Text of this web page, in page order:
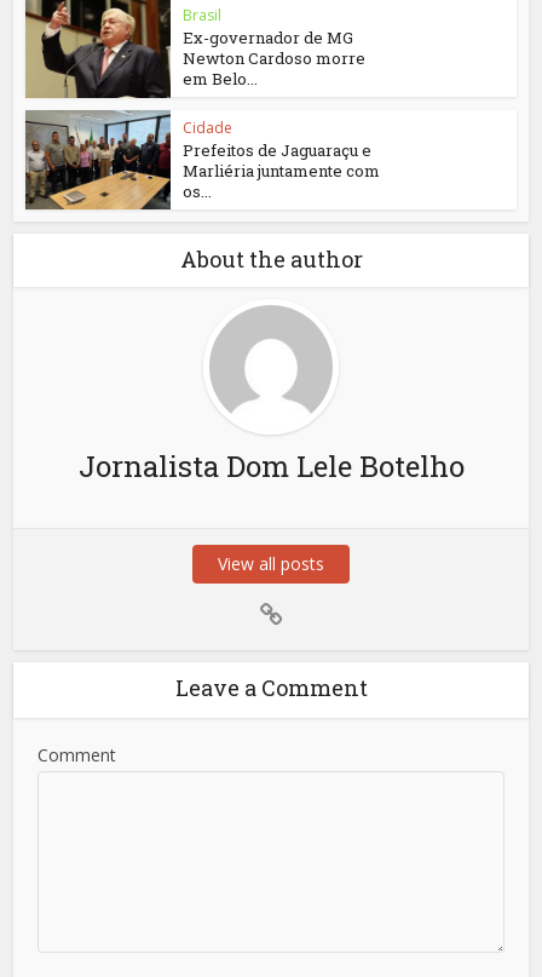
Brasil
Ex-governador de MG
Newton Cardoso morre
em Belo...
Cidade
Prefeitos de Jaguaraçu e
Marliéria juntamente com
os...
About the author
Jornalista Dom Lele Botelho
View all posts
Leave a Comment
Comment